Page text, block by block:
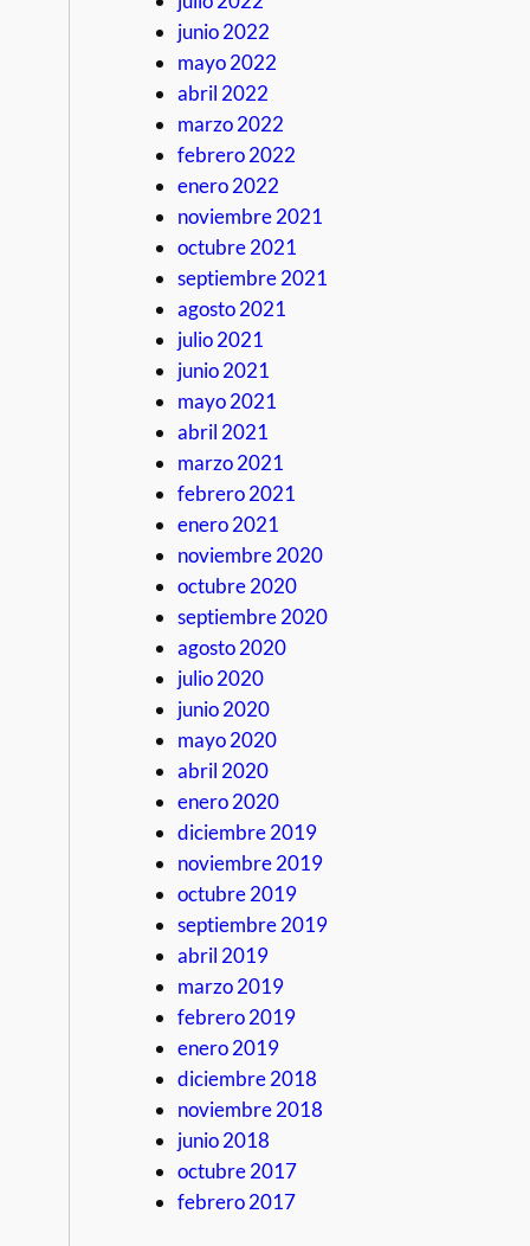
junio 2022
mayo 2022
abril 2022
marzo 2022
febrero 2022
enero 2022
noviembre 2021
octubre 2021
septiembre 2021
agosto 2021
julio 2021
junio 2021
mayo 2021
abril 2021
marzo 2021
febrero 2021
enero 2021
noviembre 2020
octubre 2020
septiembre 2020
agosto 2020
julio 2020
junio 2020
mayo 2020
abril 2020
enero 2020
diciembre 2019
noviembre 2019
octubre 2019
septiembre 2019
abril 2019
marzo 2019
febrero 2019
enero 2019
diciembre 2018
noviembre 2018
junio 2018
octubre 2017
febrero 2017